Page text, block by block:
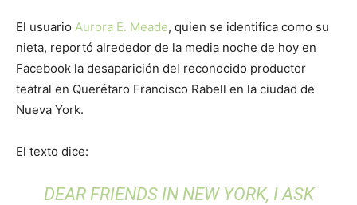
El usuario Aurora E. Meade, quien se identifica como su
nieta, reportó alrededor de la media noche de hoy en
Facebook la desaparición del reconocido productor
teatral en Querétaro Francisco Rabell en la ciudad de
Nueva York.
El texto dice:
DEAR FRIENDS IN NEW YORK, I ASK